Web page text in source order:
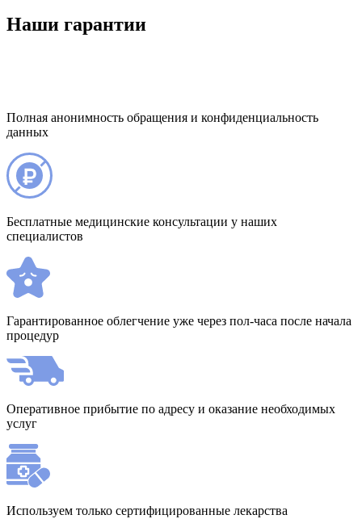
Наши гарантии
Полная анонимность обращения и конфиденциальность
данных
Бесплатные медицинские консультации у наших
специалистов
Гарантированное облегчение уже через пол-часа после начала
процедур
Оперативное прибытие по адресу и оказание необходимых
услуг
Используем только сертифицированные лекарства